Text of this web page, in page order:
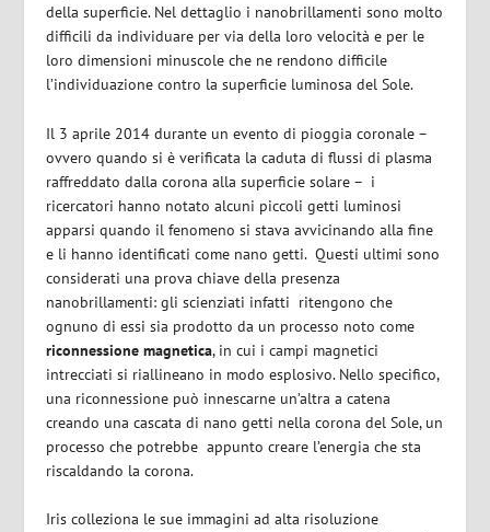
della superficie. Nel dettaglio i nanobrillamenti sono molto
difficili da individuare per via della loro velocità e per le
loro dimensioni minuscole che ne rendono difficile
l’individuazione contro la superficie luminosa del Sole.
Il 3 aprile 2014 durante un evento di pioggia coronale –
ovvero quando si è verificata la caduta di flussi di plasma
raffreddato dalla corona alla superficie solare – i
ricercatori hanno notato alcuni piccoli getti luminosi
apparsi quando il fenomeno si stava avvicinando alla fine
e li hanno identificati come nano getti. Questi ultimi sono
considerati una prova chiave della presenza
nanobrillamenti: gli scienziati infatti ritengono che
ognuno di essi sia prodotto da un processo noto come
riconnessione magnetica, in cui i campi magnetici
intrecciati si riallineano in modo esplosivo. Nello specifico,
una riconnessione può innescarne un’altra a catena
creando una cascata di nano getti nella corona del Sole, un
processo che potrebbe appunto creare l’energia che sta
riscaldando la corona.
Iris colleziona le sue immagini ad alta risoluzione